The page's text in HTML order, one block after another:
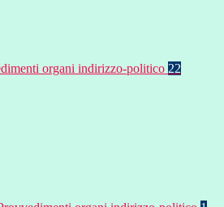
organi indirizzo-politico 22